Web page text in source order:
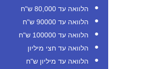
הלוואה עד 80,000 ש"ח
הלוואה עד 90000 ש"ח
הלוואה עד 100000 ש"ח
הלוואה עד חצי מיליון
הלוואה עד מיליון ש"ח